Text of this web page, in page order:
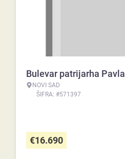
Bulevar patrijarha Pavla
NOVI SAD
ŠIFRA: #571397
€16.690